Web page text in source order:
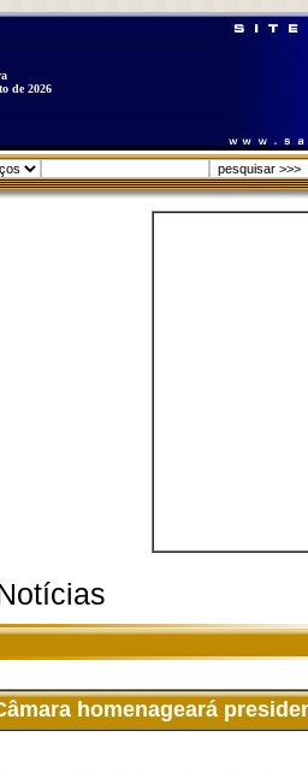
de 2026
homenageará